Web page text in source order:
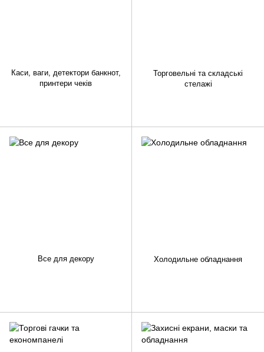
Каси, ваги, детектори банкнот,
принтери чеків
Торговельні та складські
стелажі
Все для декору Холодильне обладнання